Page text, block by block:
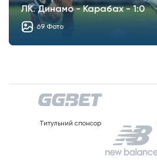
ЛК. Динамо - Карабах - 1:0
69 Фото
Титульний спонсор